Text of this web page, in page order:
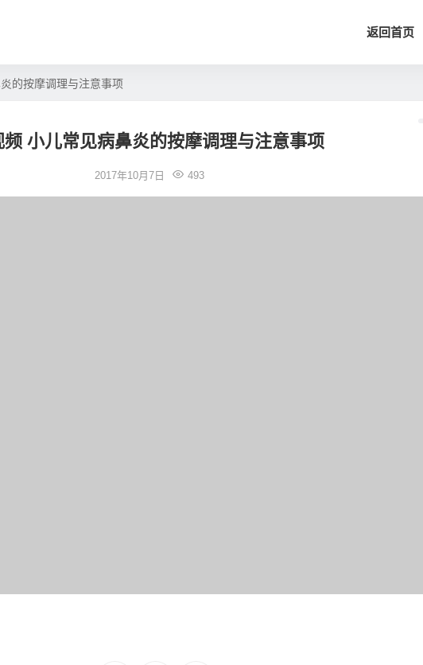
返回首页
的按摩调理与注意事项
频 小儿常见病鼻炎的按摩调理与注意事项
2017年10月7日 493